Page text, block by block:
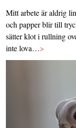
Mitt arbete är aldrig
och papper blir till
sätter klot i rullning
inte lova…>